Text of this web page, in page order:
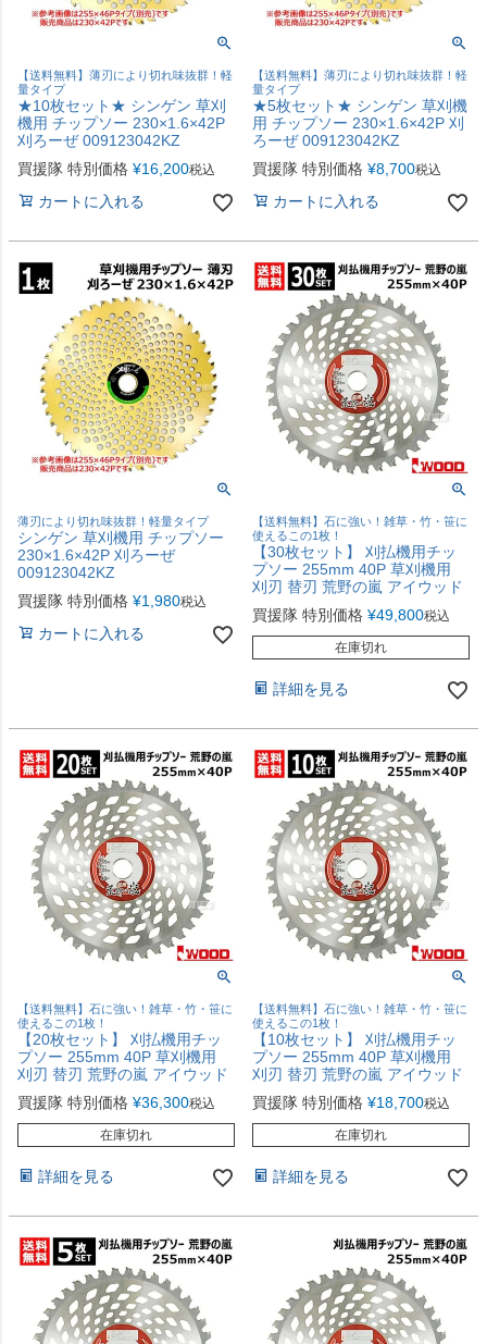
【送料無料】薄刃により切れ味抜群！軽
量タイプ
★10枚セット★ シンゲン 草刈
機用 チップソー 230×1.6×42P
刈ろーぜ 009123042KZ
買援隊 特別価格 ¥16,200税込
カートに入れる
【送料無料】薄刃により切れ味抜群！軽
量タイプ
★5枚セット★ シンゲン 草刈機
用 チップソー 230×1.6×42P 刈
ろーぜ 009123042KZ
買援隊 特別価格 ¥8,700税込
カートに入れる
薄刃により切れ味抜群！軽量タイプ
シンゲン 草刈機用 チップソー
230×1.6×42P 刈ろーぜ
009123042KZ
買援隊 特別価格 ¥1,980税込
カートに入れる
【送料無料】石に強い！雑草・竹・笹に
使えるこの1枚！
【30枚セット】 刈払機用チッ
プソー 255mm 40P 草刈機用
刈刃 替刃 荒野の嵐 アイウッド
買援隊 特別価格 ¥49,800税込
在庫切れ
詳細を見る
【送料無料】石に強い！雑草・竹・笹に
使えるこの1枚！
【20枚セット】 刈払機用チッ
プソー 255mm 40P 草刈機用
刈刃 替刃 荒野の嵐 アイウッド
買援隊 特別価格 ¥36,300税込
在庫切れ
詳細を見る
【送料無料】石に強い！雑草・竹・笹に
使えるこの1枚！
【10枚セット】 刈払機用チッ
プソー 255mm 40P 草刈機用
刈刃 替刃 荒野の嵐 アイウッド
買援隊 特別価格 ¥18,700税込
在庫切れ
詳細を見る